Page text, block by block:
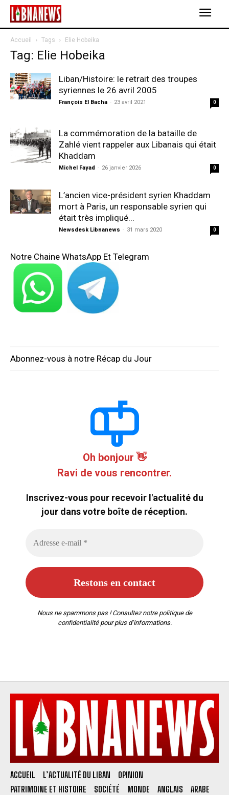
Accueil Tags Elie Hobeika
Tag: Elie Hobeika
Liban/Histoire: le retrait des troupes
syriennes le 26 avril 2005
François El Bacha - 23 avril 2021 0
La commémoration de la bataille de
Zahlé vient rappeler aux Libanais qui était
Khaddam
Michel Fayad - 26 janvier 2026 0
L’ancien vice-président syrien Khaddam
mort à Paris, un responsable syrien qui
était très impliqué...
Newsdesk Libnanews - 31 mars 2020 0
Notre Chaine WhatsApp Et Telegram
Abonnez-vous à notre Récap du Jour
Oh bonjour 👋
Ravi de vous rencontrer.
Inscrivez-vous pour recevoir l'actualité du
jour dans votre boîte de réception.
Nous ne spammons pas ! Consultez notre politique de
confidentialitépour plus d’informations.
ACCUEIL L’ACTUALITÉ DU LIBAN
OPINION
PATRIMOINE ET HISTOIRE
SOCIÉTÉ MONDE ANGLAIS ARABE